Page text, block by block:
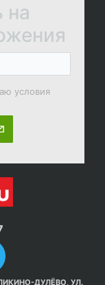
на
условия
ДУЛЁВО, УЛ.